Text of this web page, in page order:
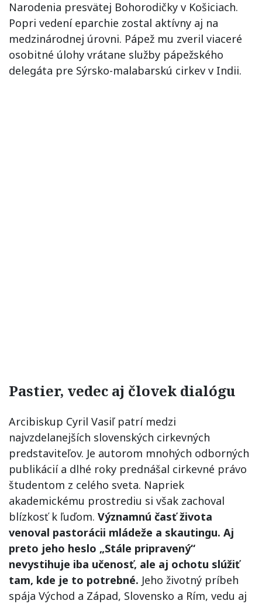
Narodenia presvätej Bohorodičky v Košiciach.
Popri vedení eparchie zostal aktívny aj na
medzinárodnej úrovni. Pápež mu zveril viaceré
osobitné úlohy vrátane služby pápežského
delegáta pre Sýrsko-malabarskú cirkev v Indii.
Pastier, vedec aj človek dialógu
Arcibiskup Cyril Vasiľ patrí medzi
najvzdelanejších slovenských cirkevných
predstaviteľov. Je autorom mnohých odborných
publikácií a dlhé roky prednášal cirkevné právo
študentom z celého sveta. Napriek
akademickému prostrediu si však zachoval
blízkosť k ľuďom. Významnú časť života
venoval pastorácii mládeže a skautingu. Aj
preto jeho heslo „Stále pripravený“
nevystihuje iba učenosť, ale aj ochotu slúžiť
tam, kde je to potrebné. Jeho životný príbeh
spája Východ a Západ, Slovensko a Rím, vedu aj